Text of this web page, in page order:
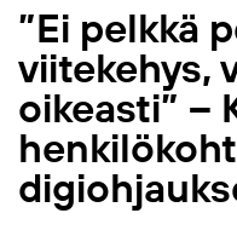
”Ei pelkkä
viitekehys,
oikeasti” –